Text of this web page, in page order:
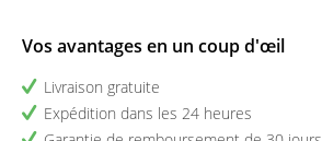
Vos avantages en un coup d'œil
Livraison gratuite
Expédition dans les 24 heures